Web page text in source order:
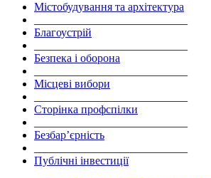
Містобудування та архітектура
Благоустрій
Безпека і оборона
Місцеві вибори
Сторінка профспілки
Безбар’єрність
Публічні інвестиції